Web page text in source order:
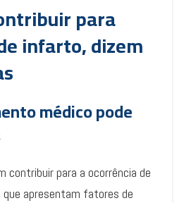
para
infarto, dizem
médico pode
contribuir para a ocorrência de
apresentam fatores de